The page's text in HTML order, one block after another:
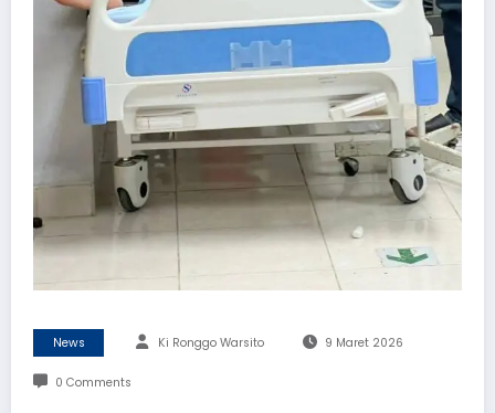
News Ki Ronggo Warsito 9 Maret 2026
0 Comments